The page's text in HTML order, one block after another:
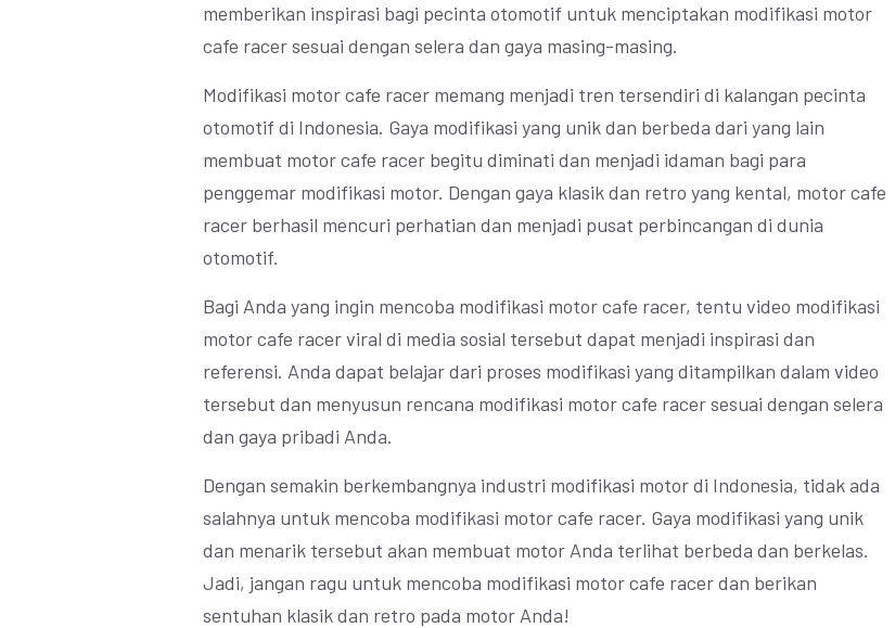
memberikan inspirasi bagi pecinta otomotif untuk menciptakan modifikasi motor
cafe racer sesuai dengan selera dan gaya masing-masing.
Modifikasi motor cafe racer memang menjadi tren tersendiri di kalangan pecinta
otomotif di Indonesia. Gaya modifikasi yang unik dan berbeda dari yang lain
membuat motor cafe racer begitu diminati dan menjadi idaman bagi para
penggemar modifikasi motor. Dengan gaya klasik dan retro yang kental, motor cafe
racer berhasil mencuri perhatian dan menjadi pusat perbincangan di dunia
otomotif.
Bagi Anda yang ingin mencoba modifikasi motor cafe racer, tentu video modifikasi
motor cafe racer viral di media sosial tersebut dapat menjadi inspirasi dan
referensi. Anda dapat belajar dari proses modifikasi yang ditampilkan dalam video
tersebut dan menyusun rencana modifikasi motor cafe racer sesuai dengan selera
dan gaya pribadi Anda.
Dengan semakin berkembangnya industri modifikasi motor di Indonesia, tidak ada
salahnya untuk mencoba modifikasi motor cafe racer. Gaya modifikasi yang unik
dan menarik tersebut akan membuat motor Anda terlihat berbeda dan berkelas.
Jadi, jangan ragu untuk mencoba modifikasi motor cafe racer dan berikan
sentuhan klasik dan retro pada motor Anda!